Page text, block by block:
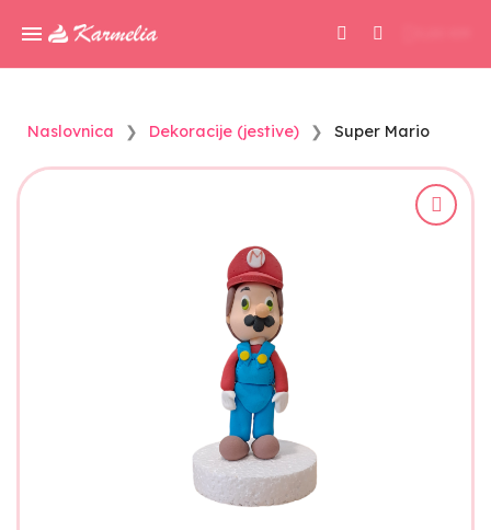
Naslovnica Dekoracije (jestive) Super Mario